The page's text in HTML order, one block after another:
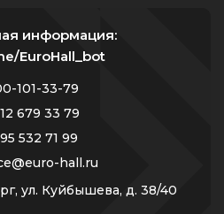
информация:
EuroHall_bot
101-33-79
679 33 79
532 71 99
hall.ru
ул. Куйбышева, д. 38/40